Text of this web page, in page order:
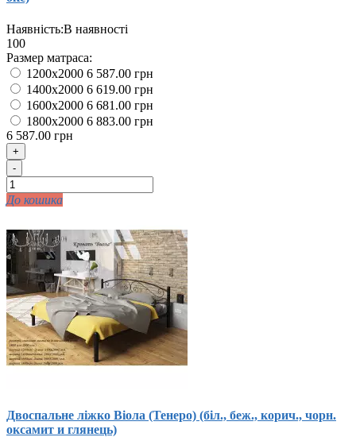
Наявність:В наявності
100
Размер матраса:
1200x2000 6 587.00 грн
1400x2000 6 619.00 грн
1600x2000 6 681.00 грн
1800x2000 6 883.00 грн
6 587.00 грн
+
-
До кошика
Двоспальне ліжко Віола (Тенеро) (біл., беж., корич., чорн.
оксамит и глянець)